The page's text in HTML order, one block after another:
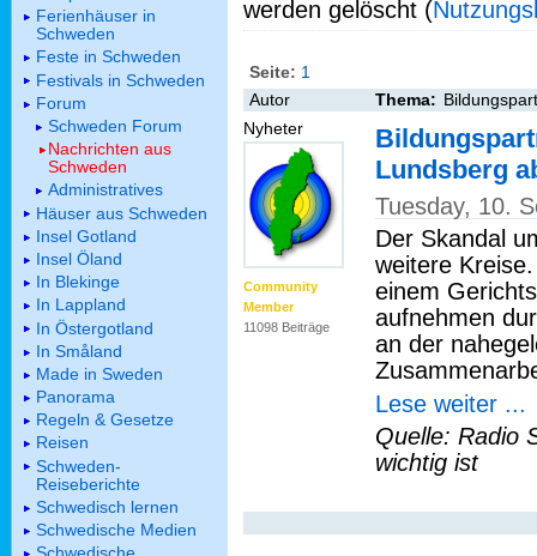
werden gelöscht (
Seite: 1
Autor
Thema:
Nyheter
Community
Member
11098 Beiträge
Lundsberg
Tuesday, 10.
Der Skandal
weitere
einem
aufnehmen
an der
Lese weiter ...
Quelle: Radio
wichtig ist
Ferienhäuser in
Schweden
Feste in Schweden
Festivals in Schweden
Forum
Schweden Forum
Nachrichten aus
Schweden
Administratives
Häuser aus Schweden
Insel Gotland
Insel Öland
In Blekinge
In Lappland
In Östergotland
In Småland
Made in Sweden
Panorama
Regeln & Gesetze
Reisen
Schweden-
Reiseberichte
Schwedisch lernen
Schwedische Medien